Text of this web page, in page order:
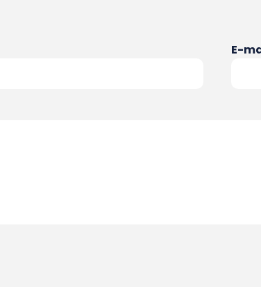
E-